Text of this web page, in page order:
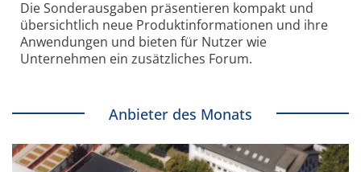
Die Sonder­ausgaben präsentieren kompakt und
übersichtlich neue Produkt­informationen und ihre
Anwendungen und bieten für Nutzer wie
Unternehmen ein zusätzliches Forum.
Anbieter des Monats